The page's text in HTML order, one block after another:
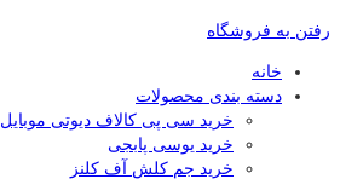
رفتن به فروشگاه
خانه
دسته بندی محصولات
خرید سی پی کالاف دیوتی موبایل
خرید یوسی پابجی
خرید جم کلش آف کلنز